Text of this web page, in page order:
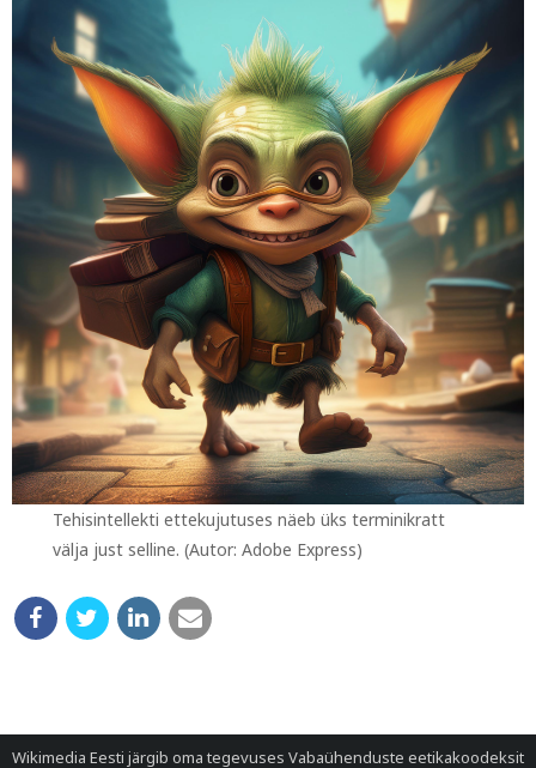
Tehisintellekti ettekujutuses näeb üks terminikratt
välja just selline. (Autor: Adobe Express)
Wikimedia Eesti järgib oma tegevuses Vabaühenduste eetikakoodeksit